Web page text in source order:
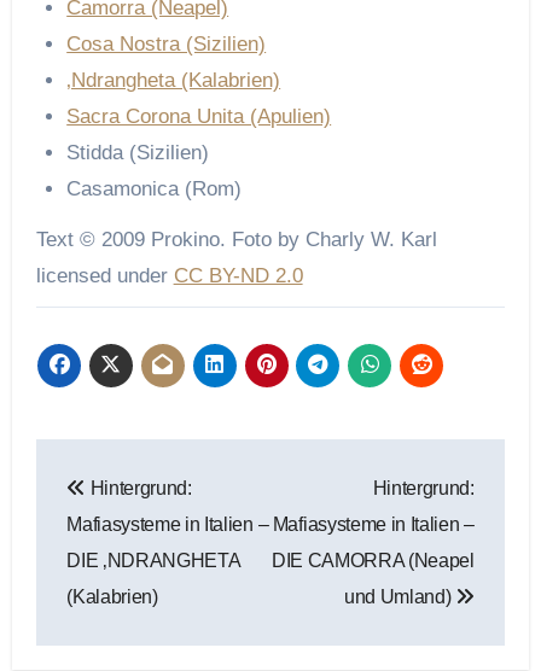
Camorra (Neapel)
Cosa Nostra (Sizilien)
‚Ndrangheta (Kalabrien)
Sacra Corona Unita (Apulien)
Stidda (Sizilien)
Casamonica (Rom)
Text © 2009 Prokino. Foto by Charly W. Karl
licensed under CC BY-ND 2.0
Hintergrund:
Mafiasysteme in Italien –
DIE ‚NDRANGHETA
(Kalabrien)
Hintergrund:
Mafiasysteme in Italien –
DIE CAMORRA (Neapel
und Umland)